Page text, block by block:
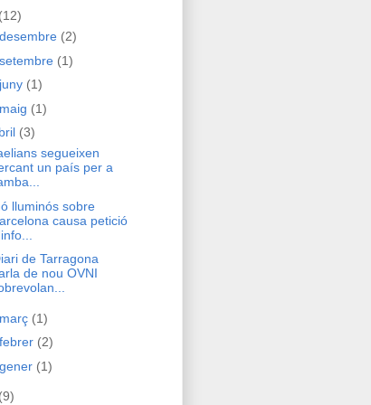
(12)
(2)
(1)
(1)
(1)
(3)
segueixen
un país per a
lluminós sobre
causa petició
de Tarragona
de nou OVNI
(1)
(2)
(1)
(9)